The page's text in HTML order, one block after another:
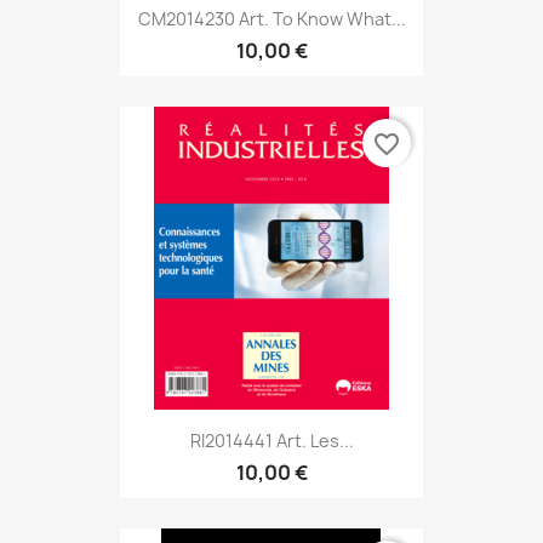
CM2014230 Art. To Know What...
10,00 €
RI2014441 Art. Les...
10,00 €
favorite_border